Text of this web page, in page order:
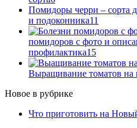
Помидоры черри – сорта
и подоконника11
помидоров с фото и
профилактика15
Выращивание томатов на
Новое в рубрике
Что приготовить на